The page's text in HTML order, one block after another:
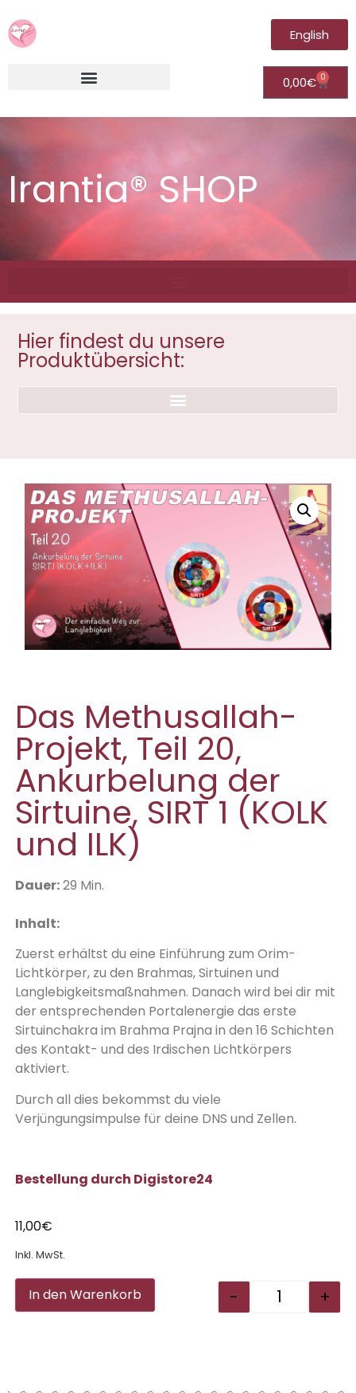
English
0,00€ 0
Irantia® SHOP
Hier findest du unsere
Produktübersicht:
Das Methusallah-
Projekt, Teil 20,
Ankurbelung der
Sirtuine, SIRT 1 (KOLK
und ILK)
Dauer:29 Min.
Inhalt:
Zuerst erhältst du eine Einführung zum Orim-
Lichtkörper, zu den Brahmas, Sirtuinen und
Langlebigkeitsmaßnahmen. Danach wird bei dir mit
der entsprechenden Portalenergie das erste
Sirtuinchakra im Brahma Prajna in den 16 Schichten
des Kontakt- und des Irdischen Lichtkörpers
aktiviert.
Durch all dies bekommst du viele
Verjüngungsimpulse für deine DNS und Zellen.
Bestellung durch Digistore24
11,00€
Inkl. MwSt.
- +
In den Warenkorb Alternative: